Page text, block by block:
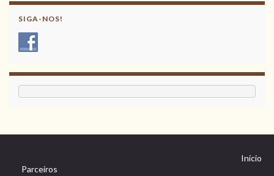
SIGA-NOS!
Início
Parceiros